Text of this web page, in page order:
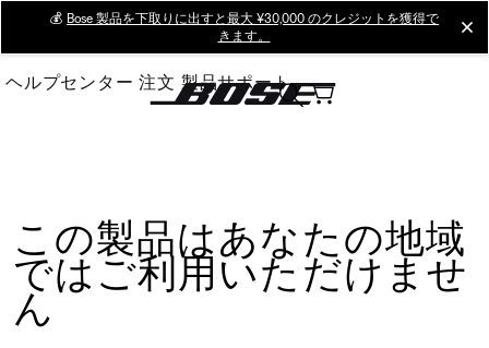
Main
💰 Bose 製品を下取りに出すと最大 ¥30,000 のクレジットを獲得で
きます。
ヘルプセンター 注文 製品サポート
この製品はあなたの地域
ではご利用いただけませ
ん